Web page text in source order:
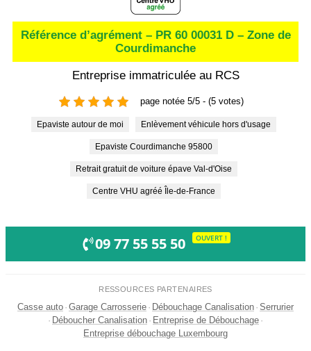
Référence d’agrément – PR 60 00031 D – Zone de
Courdimanche
Entreprise immatriculée au RCS
page notée 5/5 - (5 votes)
Epaviste autour de moi Enlèvement véhicule hors d'usage
Epaviste Courdimanche 95800
Retrait gratuit de voiture épave Val-d'Oise
Centre VHU agréé Île-de-France
09 77 55 55 50 OUVERT !
RESSOURCES PARTENAIRES
Casse auto · Garage Carrosserie · Débouchage Canalisation · Serrurier
· Déboucher Canalisation · Entreprise de Débouchage ·
Entreprise débouchage Luxembourg